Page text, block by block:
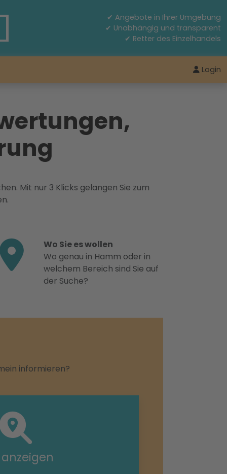
✔ Angebote in Ihrer Umgebung
✔ Unabhängig und transparent
✔ Retter des Einzelhandels
Login
Mit nur 3 Klicks gelangen Sie zum
Wo Sie es wollen
Wo genau in Hamm oder in
welchem Bereich sind Sie auf
der Suche?
informieren?